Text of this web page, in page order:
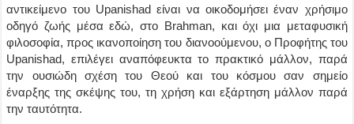
αντικείμενο του Upanishad είναι να οικοδομήσει έναν χρήσιμο
οδηγό ζωής μέσα εδώ, στο Brahman, και όχι μια μεταφυσική
φιλοσοφία, προς ικανοποίηση του διανοούμενου, ο Προφήτης του
Upanishad, επιλέγει αναπόφευκτα το πρακτικό μάλλον, παρά
την ουσιώδη σχέση του Θεού και του κόσμου σαν σημείο
έναρξης της σκέψης του, τη χρήση και εξάρτηση μάλλον παρά
την ταυτότητα.